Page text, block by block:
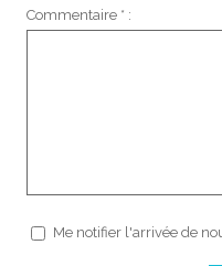
Commentaire * :
Me notifier l'arrivée de